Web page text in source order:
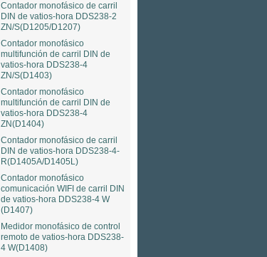
Contador monofásico de carril
DIN de vatios-hora DDS238-2
ZN/S(D1205/D1207)
Contador monofásico
multifunción de carril DIN de
vatios-hora DDS238-4
ZN/S(D1403)
Contador monofásico
multifunción de carril DIN de
vatios-hora DDS238-4
ZN(D1404)
Contador monofásico de carril
DIN de vatios-hora DDS238-4-
R(D1405A/D1405L)
Contador monofásico
comunicación WIFI de carril DIN
de vatios-hora DDS238-4 W
(D1407)
Medidor monofásico de control
remoto de vatios-hora DDS238-
4 W(D1408)